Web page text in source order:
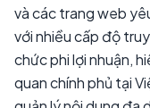
và các trang web
với nhiều cấp độ
chức phi lợi nhuận,
quan chính phủ tại